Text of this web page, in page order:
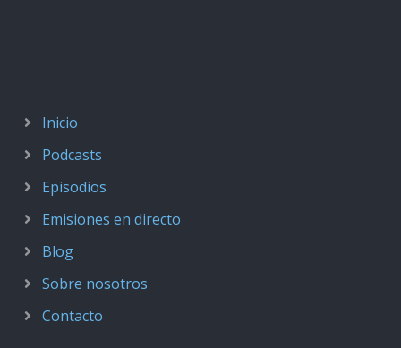
Inicio
Podcasts
Episodios
Emisiones en directo
Blog
Sobre nosotros
Contacto